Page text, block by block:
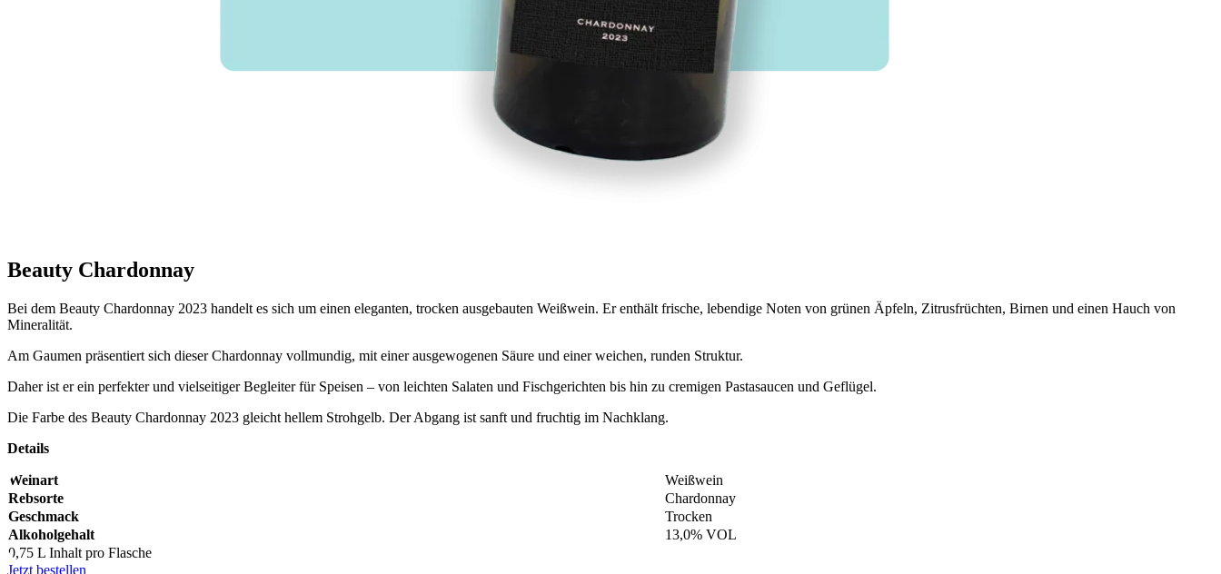
Beauty Chardonnay
Bei dem Beauty Chardonnay 2023 handelt es sich um einen eleganten, trocken ausgebauten Weißwein. Er enthält frische, lebendige Noten von grünen Äpfeln, Zitrusfrüchten, Birnen und einen Hauch von
Mineralität.
Am Gaumen präsentiert sich dieser Chardonnay vollmundig, mit einer ausgewogenen Säure und einer weichen, runden Struktur.
Daher ist er ein perfekter und vielseitiger Begleiter für Speisen – von leichten Salaten und Fischgerichten bis hin zu cremigen Pastasaucen und Geflügel.
Die Farbe des Beauty Chardonnay 2023 gleicht hellem Strohgelb. Der Abgang ist sanft und fruchtig im Nachklang.
Details
Weinart
Weißwein
Rebsorte
Chardonnay
Geschmack
Trocken
Alkoholgehalt
13,0% VOL
0,75 L Inhalt pro Flasche
Jetzt bestellen